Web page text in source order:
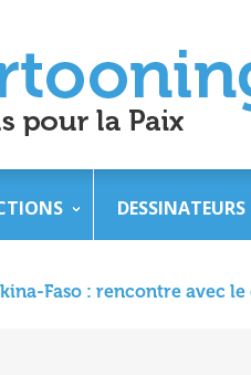
DESSINATEURS
Faso : rencontre avec le